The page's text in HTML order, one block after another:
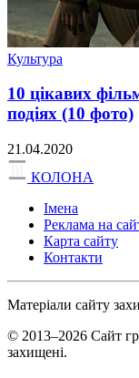
Культура
10 цікавих
подіях (10 фото)
21.04.2020
КОЛОНА
Імена
Реклама на
Карта сайту
Контакти
Матеріали сайту
© 2013–2026 Сайт
захищені.